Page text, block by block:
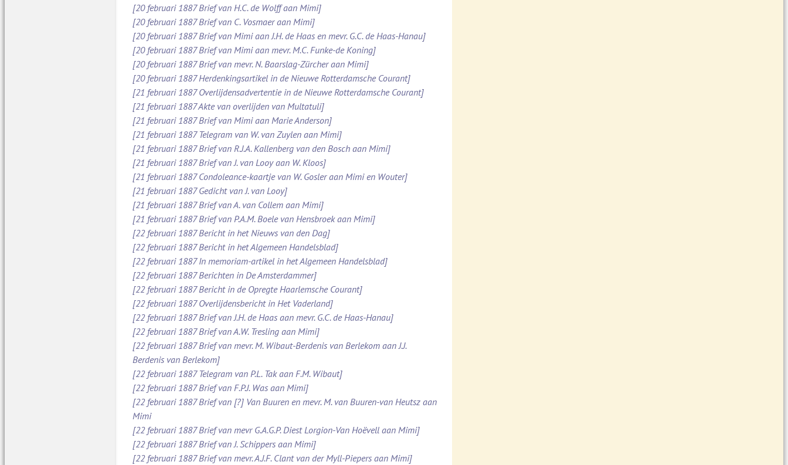
[20 februari 1887 Brief van H.C. de Wolff aan Mimi]
[20 februari 1887 Brief van C. Vosmaer aan Mimi]
[20 februari 1887 Brief van Mimi aan J.H. de Haas en mevr. G.C. de Haas-Hanau]
[20 februari 1887 Brief van Mimi aan mevr. M.C. Funke-de Koning]
[20 februari 1887 Brief van mevr. N. Baarslag-Zürcher aan Mimi]
[20 februari 1887 Herdenkingsartikel in de Nieuwe Rotterdamsche Courant]
[21 februari 1887 Overlijdensadvertentie in de Nieuwe Rotterdamsche Courant]
[21 februari 1887 Akte van overlijden van Multatuli]
[21 februari 1887 Brief van Mimi aan Marie Anderson]
[21 februari 1887 Telegram van W. van Zuylen aan Mimi]
[21 februari 1887 Brief van R.J.A. Kallenberg van den Bosch aan Mimi]
[21 februari 1887 Brief van J. van Looy aan W. Kloos]
[21 februari 1887 Condoleance-kaartje van W. Gosler aan Mimi en Wouter]
[21 februari 1887 Gedicht van J. van Looy]
[21 februari 1887 Brief van A. van Collem aan Mimi]
[21 februari 1887 Brief van P.A.M. Boele van Hensbroek aan Mimi]
[22 februari 1887 Bericht in het Nieuws van den Dag]
[22 februari 1887 Bericht in het Algemeen Handelsblad]
[22 februari 1887 In memoriam-artikel in het Algemeen Handelsblad]
[22 februari 1887 Berichten in De Amsterdammer]
[22 februari 1887 Bericht in de Opregte Haarlemsche Courant]
[22 februari 1887 Overlijdensbericht in Het Vaderland]
[22 februari 1887 Brief van J.H. de Haas aan mevr. G.C. de Haas-Hanau]
[22 februari 1887 Brief van A.W. Tresling aan Mimi]
[22 februari 1887 Brief van mevr. M. Wibaut-Berdenis van Berlekom aan J.J.
Berdenis van Berlekom]
[22 februari 1887 Telegram van P.L. Tak aan F.M. Wibaut]
[22 februari 1887 Brief van F.P.J. Was aan Mimi]
[22 februari 1887 Brief van [?] Van Buuren en mevr. M. van Buuren-van Heutsz aan
Mimi
[22 februari 1887 Brief van mevr G.A.G.P. Diest Lorgion-Van Hoëvell aan Mimi]
[22 februari 1887 Brief van J. Schippers aan Mimi]
[22 februari 1887 Brief van mevr. A.J.F. Clant van der Myll-Piepers aan Mimi]